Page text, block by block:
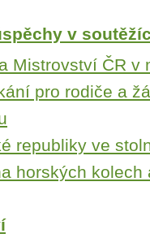
v
Mistrovství ČR v
pro rodiče a
republiky ve
horských